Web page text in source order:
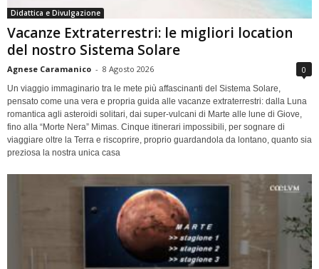
Didattica e Divulgazione
Vacanze Extraterrestri: le migliori location
del nostro Sistema Solare
Agnese Caramanico - 8 Agosto 2026 0
Un viaggio immaginario tra le mete più affascinanti del Sistema Solare,
pensato come una vera e propria guida alle vacanze extraterrestri: dalla Luna
romantica agli asteroidi solitari, dai super-vulcani di Marte alle lune di Giove,
fino alla “Morte Nera” Mimas. Cinque itinerari impossibili, per sognare di
viaggiare oltre la Terra e riscoprire, proprio guardandola da lontano, quanto sia
preziosa la nostra unica casa